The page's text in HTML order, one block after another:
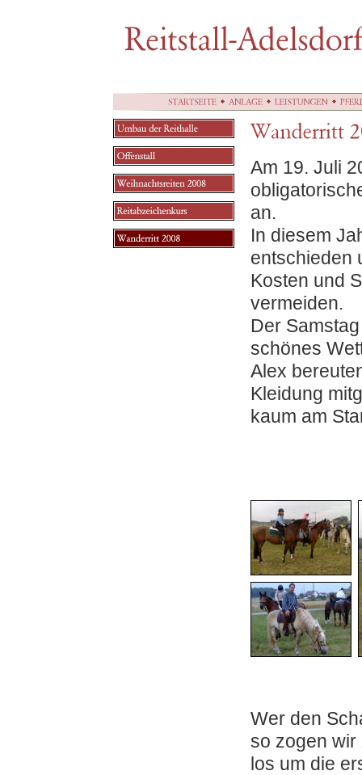
Am 19. Juli
an.
In diesem
entschieden
Kosten und
vermeiden.
Der
schönes
Alex
Kleidung
kaum am
Wer den
so zogen wir
los um die